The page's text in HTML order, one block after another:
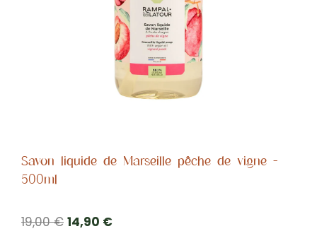
Savon liquide de Marseille pêche de vigne -
500ml
19,00€ Le
14,90 €